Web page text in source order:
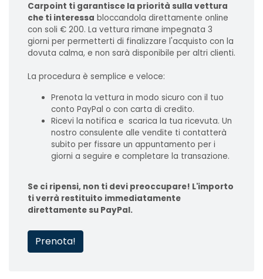
Carpoint ti garantisce la priorità sulla vettura
che ti interessa bloccandola direttamente online
con soli € 200. La vettura rimane impegnata 3
giorni per permetterti di finalizzare l'acquisto con la
dovuta calma, e non sarà disponibile per altri clienti.
La procedura è semplice e veloce:
Prenota la vettura in modo sicuro con il tuo
conto PayPal o con carta di credito.
Ricevi la notifica e scarica la tua ricevuta. Un
nostro consulente alle vendite ti contatterà
subito per fissare un appuntamento per i
giorni a seguire e completare la transazione.
Se ci ripensi, non ti devi preoccupare! L'importo
ti verrà restituito immediatamente
direttamente su PayPal.
Prenota!